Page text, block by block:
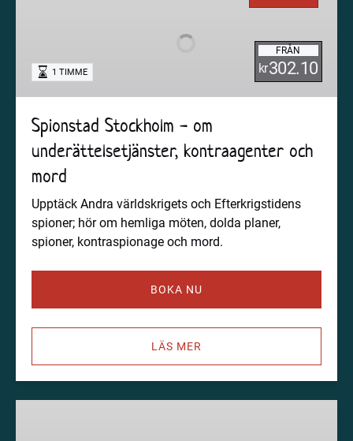
kontraagenter
och
FRÅN
kr302.10
1 TIMME
Spionstad Stockholm - om
underättelsetjänster, kontraagenter och
mord
Upptäck Andra världskrigets och Efterkrigstidens
spioner; hör om hemliga möten, dolda planer,
spioner, kontraspionage och mord.
BOKA NU
LÄS MER